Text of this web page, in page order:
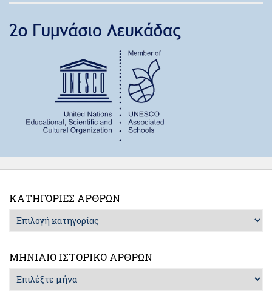
ΚΑΤΗΓΟΡΊΕΣ ΆΡΘΡΩΝ
Κατηγορίες
Άρθρων
ΜΗΝΙΑΊΟ ΙΣΤΟΡΙΚΌ ΆΡΘΡΩΝ
Μηνιαίο
Ιστορικό